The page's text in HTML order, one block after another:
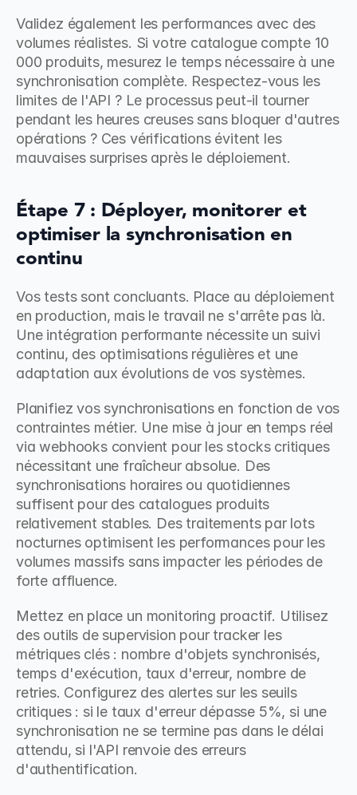
Validez également les performances avec des
volumes réalistes. Si votre catalogue compte 10
000 produits, mesurez le temps nécessaire à une
synchronisation complète. Respectez-vous les
limites de l'API ? Le processus peut-il tourner
pendant les heures creuses sans bloquer d'autres
opérations ? Ces vérifications évitent les
mauvaises surprises après le déploiement.
Étape 7 : Déployer, monitorer et
optimiser la synchronisation en
continu
Vos tests sont concluants. Place au déploiement
en production, mais le travail ne s'arrête pas là.
Une intégration performante nécessite un suivi
continu, des optimisations régulières et une
adaptation aux évolutions de vos systèmes.
Planifiez vos synchronisations en fonction de vos
contraintes métier. Une mise à jour en temps réel
via webhooks convient pour les stocks critiques
nécessitant une fraîcheur absolue. Des
synchronisations horaires ou quotidiennes
suffisent pour des catalogues produits
relativement stables. Des traitements par lots
nocturnes optimisent les performances pour les
volumes massifs sans impacter les périodes de
forte affluence.
Mettez en place un monitoring proactif. Utilisez
des outils de supervision pour tracker les
métriques clés : nombre d'objets synchronisés,
temps d'exécution, taux d'erreur, nombre de
retries. Configurez des alertes sur les seuils
critiques : si le taux d'erreur dépasse 5%, si une
synchronisation ne se termine pas dans le délai
attendu, si l'API renvoie des erreurs
d'authentification.